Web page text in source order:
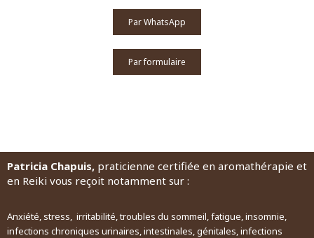
Par WhatsApp
Par formulaire
Patricia Chapuis, praticienne certifiée en aromathérapie et
en Reiki vous reçoit notamment sur :
Anxiété, stress, irritabilité, troubles du sommeil, fatigue, insomnie,
infections chroniques urinaires, intestinales, génitales, infections